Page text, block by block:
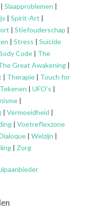
| Slaapproblemen |
| Spirit-Art |
| Stiefouderschap |
| Stress | Suïcide
Code | The
Great Awakening |
| Therapie | Touch for
| UFO’s |
|
| Vermoeidheid |
| Voetreflexzone
| Welzijn |
| Zorg